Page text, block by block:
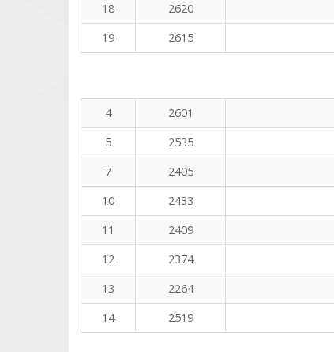
18
2620
19
2615
4
2601
5
2535
7
2405
10
2433
11
2409
12
2374
13
2264
14
2519